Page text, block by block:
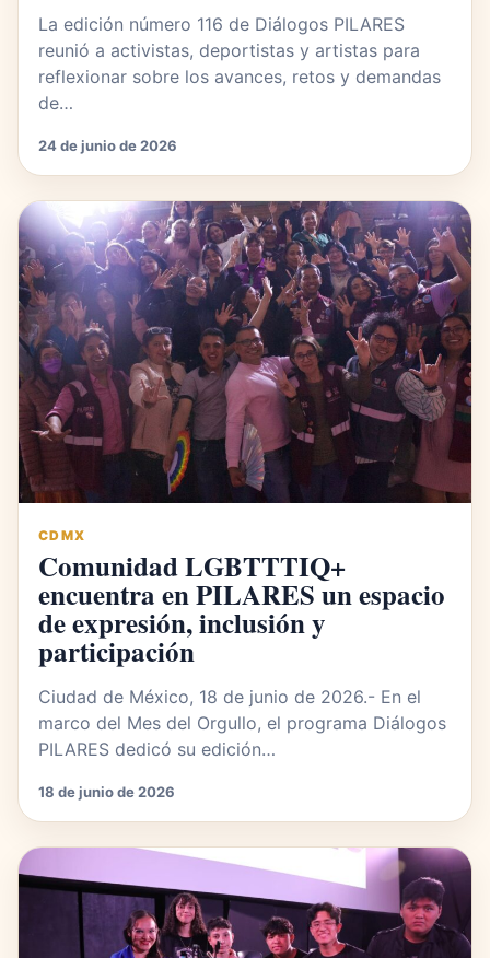
La edición número 116 de Diálogos PILARES
reunió a activistas, deportistas y artistas para
reflexionar sobre los avances, retos y demandas
de…
24 de junio de 2026
CDMX
Comunidad LGBTTTIQ+
encuentra en PILARES un espacio
de expresión, inclusión y
participación
Ciudad de México, 18 de junio de 2026.- En el
marco del Mes del Orgullo, el programa Diálogos
PILARES dedicó su edición…
18 de junio de 2026